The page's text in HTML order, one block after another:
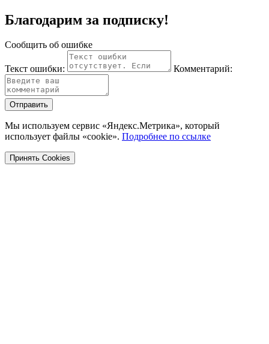
Благодарим за подписку!
Сообщить об ошибке
Текст ошибки: Комментарий:
Отправить
Мы используем сервис «Яндекс.Метрика», который
использует файлы «cookie». Подробнее по ссылке
Принять Cookies